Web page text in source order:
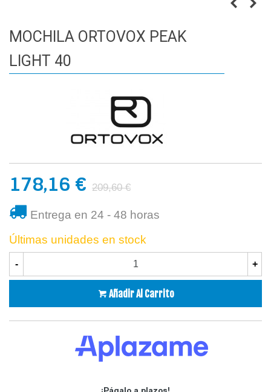
MOCHILA ORTOVOX PEAK
LIGHT 40
178,16 € 209,60 €
Entrega en 24 - 48 horas
Últimas unidades en stock
- +
Añadir Al Carrito